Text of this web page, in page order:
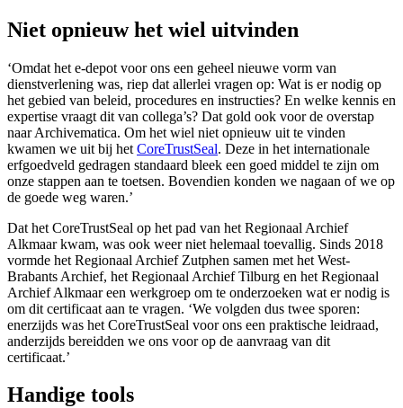
Niet opnieuw het wiel uitvinden
‘Omdat het e-depot voor ons een geheel nieuwe vorm van
dienstverlening was, riep dat allerlei vragen op: Wat is er nodig op
het gebied van beleid, procedures en instructies? En welke kennis en
expertise vraagt dit van collega’s? Dat gold ook voor de overstap
naar Archivematica. Om het wiel niet opnieuw uit te vinden
kwamen we uit bij het CoreTrustSeal. Deze in het internationale
erfgoedveld gedragen standaard bleek een goed middel te zijn om
onze stappen aan te toetsen. Bovendien konden we nagaan of we op
de goede weg waren.’
Dat het CoreTrustSeal op het pad van het Regionaal Archief
Alkmaar kwam, was ook weer niet helemaal toevallig. Sinds 2018
vormde het Regionaal Archief Zutphen samen met het West-
Brabants Archief, het Regionaal Archief Tilburg en het Regionaal
Archief Alkmaar een werkgroep om te onderzoeken wat er nodig is
om dit certificaat aan te vragen. ‘We volgden dus twee sporen:
enerzijds was het CoreTrustSeal voor ons een praktische leidraad,
anderzijds bereidden we ons voor op de aanvraag van dit
certificaat.’
Handige tools